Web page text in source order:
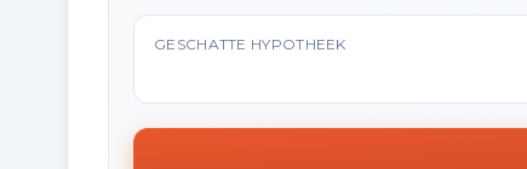
GESCHATTE HYPOTHEEK